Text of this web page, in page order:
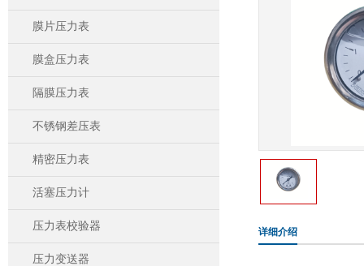
膜片压力表
膜盒压力表
隔膜压力表
不锈钢差压表
精密压力表
活塞压力计
压力表校验器
压力变送器
详细介绍